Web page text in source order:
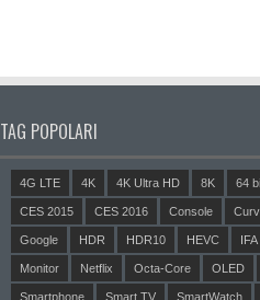
TAG POPOLARI
4G LTE 4K 4K Ultra HD 8K 64
CES 2015 CES 2016 Console
Google HDR HDR10 HEVC
Monitor Netflix Octa-Core OLED
Smartphone Smart TV SmartWatch